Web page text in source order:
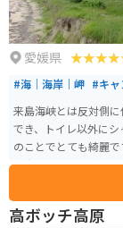
愛媛県
#海｜海岸｜岬 #キャ
来島海峡とは反対側
でき、トイレ以外に
のことでとても綺麗
も海が見えて、綺麗
ますので、家族連れ
高ボッチ高原